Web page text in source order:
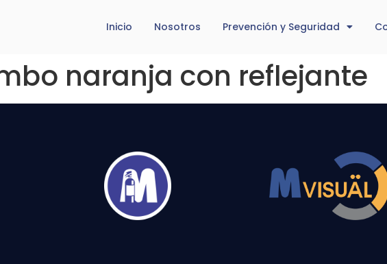
Inicio Nosotros Prevención y Seguridad
naranja con reflejante